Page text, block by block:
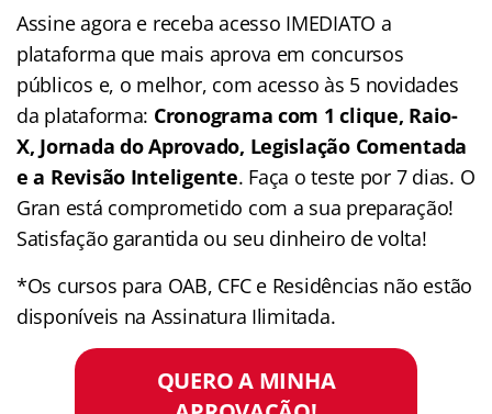
Assine agora e receba acesso IMEDIATO a
plataforma que mais aprova em concursos
públicos e, o melhor, com acesso às 5 novidades
da plataforma: Cronograma com 1 clique, Raio-
X, Jornada do Aprovado, Legislação Comentada
e a Revisão Inteligente. Faça o teste por 7 dias. O
Gran está comprometido com a sua preparação!
Satisfação garantida ou seu dinheiro de volta!
*Os cursos para OAB, CFC e Residências não estão
disponíveis na Assinatura Ilimitada.
QUERO A MINHA